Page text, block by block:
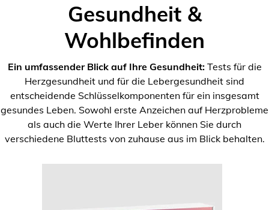
Gesundheit &
Wohlbefinden
Ein umfassender Blick auf Ihre Gesundheit:Tests für die
Herzgesundheit und für die Lebergesundheit sind
entscheidende Schlüsselkomponenten für ein insgesamt
gesundes Leben. Sowohl erste Anzeichen auf Herzprobleme
als auch die Werte Ihrer Leber können Sie durch
verschiedene Bluttests von zuhause aus im Blick behalten.